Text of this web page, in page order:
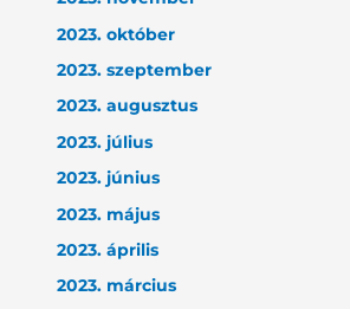
2023. október
2023. szeptember
2023. augusztus
2023. július
2023. június
2023. május
2023. április
2023. március